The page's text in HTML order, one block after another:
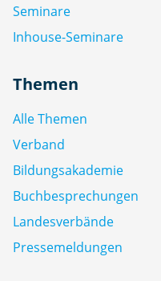
Seminare
Inhouse-Seminare
Themen
Alle Themen
Verband
Bildungsakademie
Buchbesprechungen
Landesverbände
Pressemeldungen